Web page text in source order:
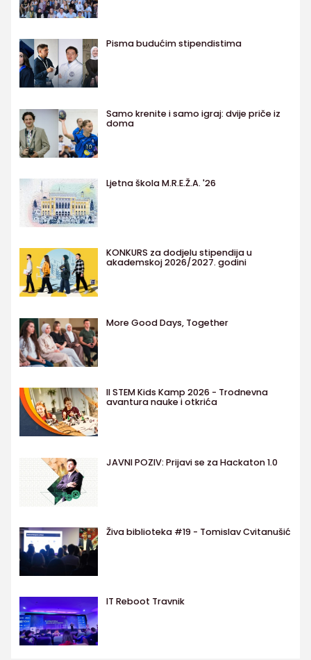
Pisma budućim stipendistima
Samo krenite i samo igraj: dvije priče iz
doma
Ljetna škola M.R.E.Ž.A. '26
KONKURS za dodjelu stipendija u
akademskoj 2026/2027. godini
More Good Days, Together
II STEM Kids Kamp 2026 - Trodnevna
avantura nauke i otkrića
JAVNI POZIV: Prijavi se za Hackaton 1.0
Živa biblioteka #19 - Tomislav Cvitanušić
IT Reboot Travnik